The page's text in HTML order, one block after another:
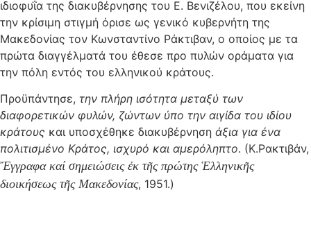
ιδιοφυΐα της διακυβέρνησης του Ε. Βενιζέλου, που εκείνη
την κρίσιμη στιγμή όρισε ως γενικό κυβερνήτη της
Μακεδονίας τον Κωνσταντίνο Ράκτιβαν, ο οποίος με τα
πρώτα διαγγέλματά του έθεσε προ πυλών οράματα για
την πόλη εντός του ελληνικού κράτους.
Προϋπάντησε, την πλήρη ισότητα μεταξύ των
διαφορετικών φυλών, ζώντων ύπο την αιγίδα του ιδίου
κράτους και υποσχέθηκε διακυβέρνηση άξια για ένα
πολιτισμένο Κράτος, ισχυρό και αμερόληπτο. (Κ.Ρακτιβάν,
Ἔγγραφα καί σημειώσεις ἐκ τῆς πρώτης Ἑλληνικῆς
διοικήσεως τῆς Μακεδονίας, 1951.)